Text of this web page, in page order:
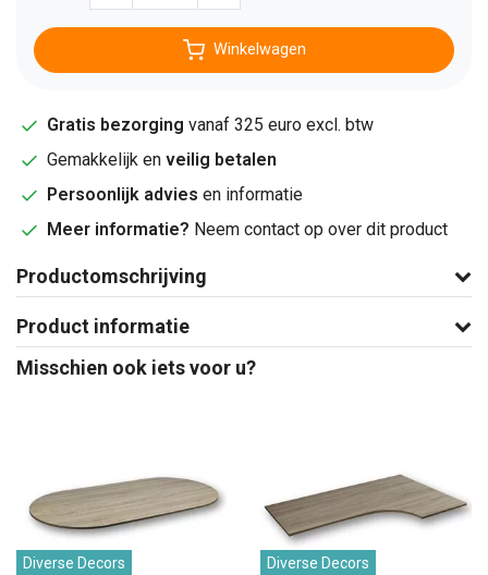
Winkelwagen
Gratis bezorging vanaf 325 euro excl. btw
Gemakkelijk en veilig betalen
Persoonlijk advies en informatie
Meer informatie? Neem contact op over dit product
Productomschrijving
Product informatie
Misschien ook iets voor u?
Diverse Decors Diverse Decors